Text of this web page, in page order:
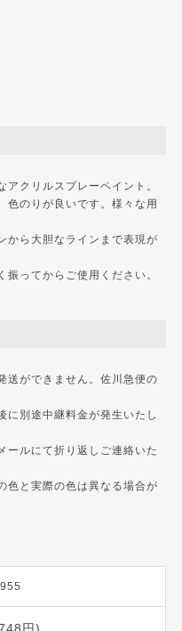
クリルスプレーペイント。
色のりが良いです。様々な用
から大胆なラインまで表現が
ってからご使用ください。
送ができません。佐川急便の
に別途中継料金が発生いたし
ールにて折り返しご連絡いた
色と実際の色は異なる場合が